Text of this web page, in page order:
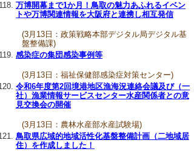
万博開幕まで1か月！鳥取の魅力あふれるイベン
トや万博関連情報を大阪府と連携し相互発信
(3月13日：政策戦略本部デジタル局デジタル基
盤整備課)
感染症の集団感染事例等
(3月13日：福祉保健部感染症対策センター)
令和6年度第2回境港地区漁海況連絡会議及び（一
社）漁業情報サービスセンター水産関係者との意
見交換会の開催
(3月13日：農林水産部水産試験場)
鳥取県広域的地域活性化基盤整備計画（二地域居
住）を作成しました！